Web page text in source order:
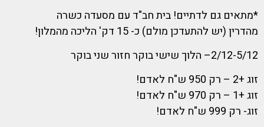
*מתאים גם לדתיים! בית חב"ד עם מסעדה כשרה
מהדרין (יש להתעדכן מולם) כ- 15 דק' הליכה מהמלון!
2/12-5/12– הלוך שישי בוקר חזור שני בוקר
זוג +2 – רק 950 ש"ח לאדם!
זוג +1 – רק 970 ש"ח לאדם!
זוג- רק 999 ש"ח לאדם!